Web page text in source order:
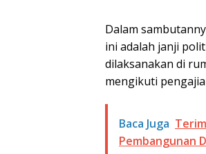
Dalam
ini adalah janji
dilaksanakan di
mengikuti
Baca Juga
Pembangunan